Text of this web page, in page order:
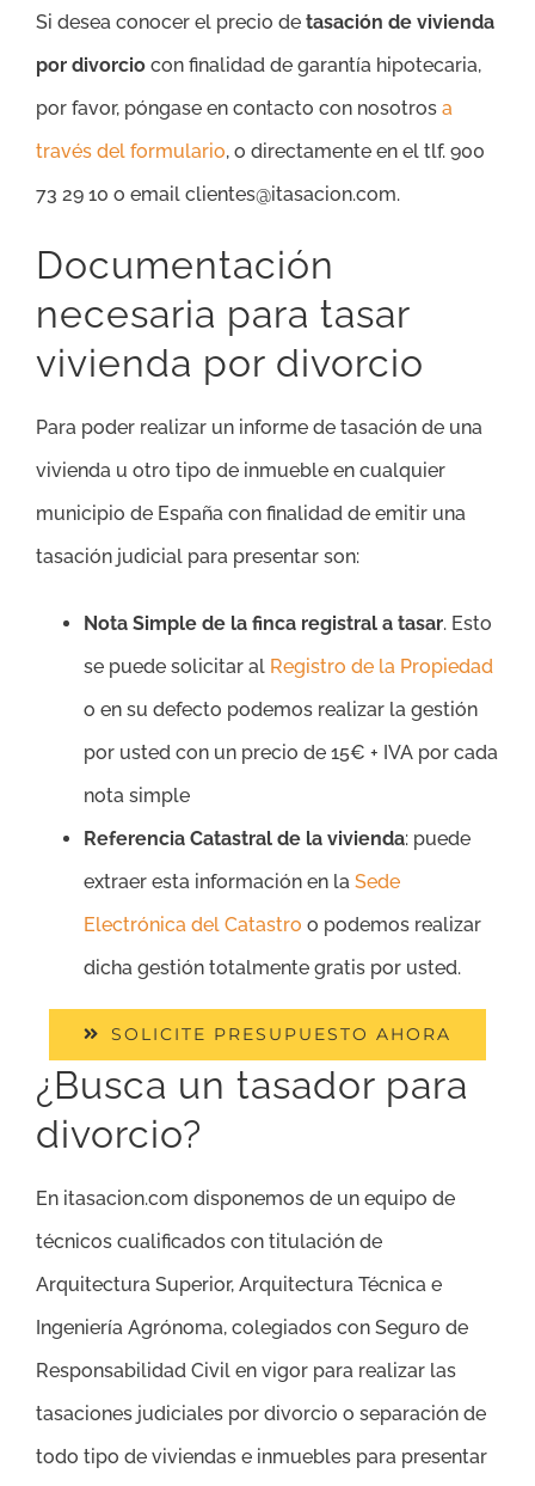
Si desea conocer el precio de tasación de vivienda
por divorcio con finalidad de garantía hipotecaria,
por favor, póngase en contacto con nosotros a
través del formulario, o directamente en el tlf. 900
73 29 10 o email clientes@itasacion.com.
Documentación
necesaria para tasar
vivienda por divorcio
Para poder realizar un informe de tasación de una
vivienda u otro tipo de inmueble en cualquier
municipio de España con finalidad de emitir una
tasación judicial para presentar son:
Nota Simple de la finca registral a tasar. Esto
se puede solicitar al Registro de la Propiedad
o en su defecto podemos realizar la gestión
por usted con un precio de 15€ + IVA por cada
nota simple
Referencia Catastral de la vivienda: puede
extraer esta información en la Sede
Electrónica del Catastro o podemos realizar
dicha gestión totalmente gratis por usted.
SOLICITE PRESUPUESTO AHORA
¿Busca un tasador para
divorcio?
En itasacion.com disponemos de un equipo de
técnicos cualificados con titulación de
Arquitectura Superior, Arquitectura Técnica e
Ingeniería Agrónoma, colegiados con Seguro de
Responsabilidad Civil en vigor para realizar las
tasaciones judiciales por divorcio o separación de
todo tipo de viviendas e inmuebles para presentar